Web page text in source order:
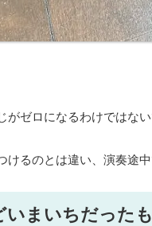
がゼロになるわけではな
けるのとは違い、演奏途
いまいちだった